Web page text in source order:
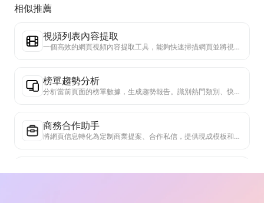
相似推薦
視頻列表內容提取
一個高效的網頁視頻內容提取工具，能夠快速掃描網頁並將視頻信息整理成結構化的Markdown表格。
榜單趨勢分析
分析當前頁面的榜單數據，生成趨勢報告。識別熱門類別、快速上升的產品類型和新興技術。提供即時市場洞察，助你理解最新產品趨勢和市場動向。
商務合作助手
將網頁信息轉化為定制商業提案、合作私信，提供現成模板和跟進指南，簡化協作流程。
真實性核查器